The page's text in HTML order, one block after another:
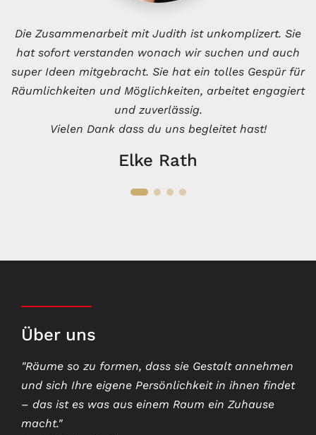
Die Zusammenarbeit mit Judith ist unkomplizert. Sie
hat sofort verstanden wonach wir suchen und auch
super Ideen mitgebracht. Sie hat ein tolles Gespür für
Räumlichkeiten und Möglichkeiten, arbeitet engagiert
und zuverlässig.
Vielen Dank dass du uns begleitet hast!
Elke Rath
Über uns
"Räume so zu formen, dass sie Gestalt annehmen
und sich Ihre eigene Persönlichkeit in ihnen findet
– das ist es was aus einem Raum ein Zuhause
macht."